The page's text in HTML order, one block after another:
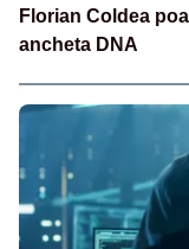
Florian Coldea
ancheta DNA